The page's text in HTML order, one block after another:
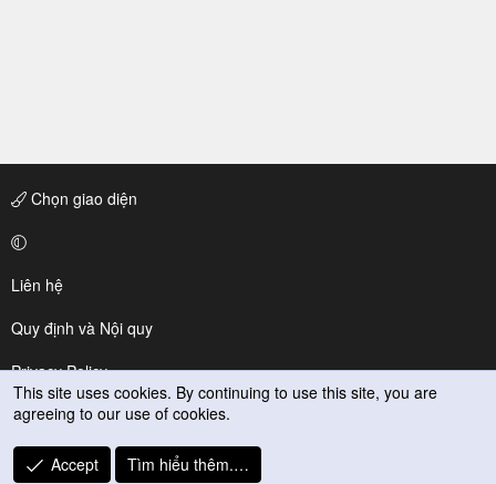
Chọn giao diện
Liên hệ
Quy định và Nội quy
Privacy Policy
Trợ giúp
R
This site uses cookies. By continuing to use this site, you are
agreeing to our use of cookies.
Accept Tìm hiểu thêm.…